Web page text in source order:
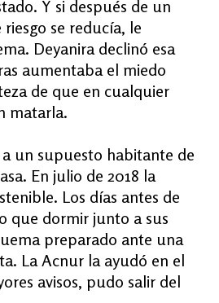
Y si después de un
se reducía, le
Deyanira declinó esa
aumentaba el miedo
de que en cualquier
matarla.
un supuesto habitante de
En julio de 2018 la
Los días antes de
que dormir junto a sus
preparado ante una
La Acnur la ayudó en el
avisos, pudo salir del